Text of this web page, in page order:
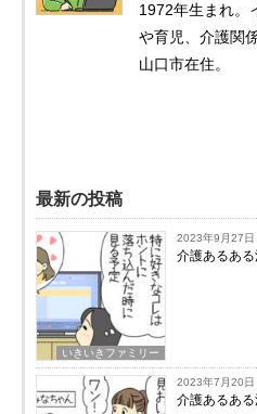
1972年生まれ。
や育児、介護関
山口市在住。
最新の投稿
いきいきファミリー
2023年9月27日
介護あるあ
2023年7月20日
介護あるあ